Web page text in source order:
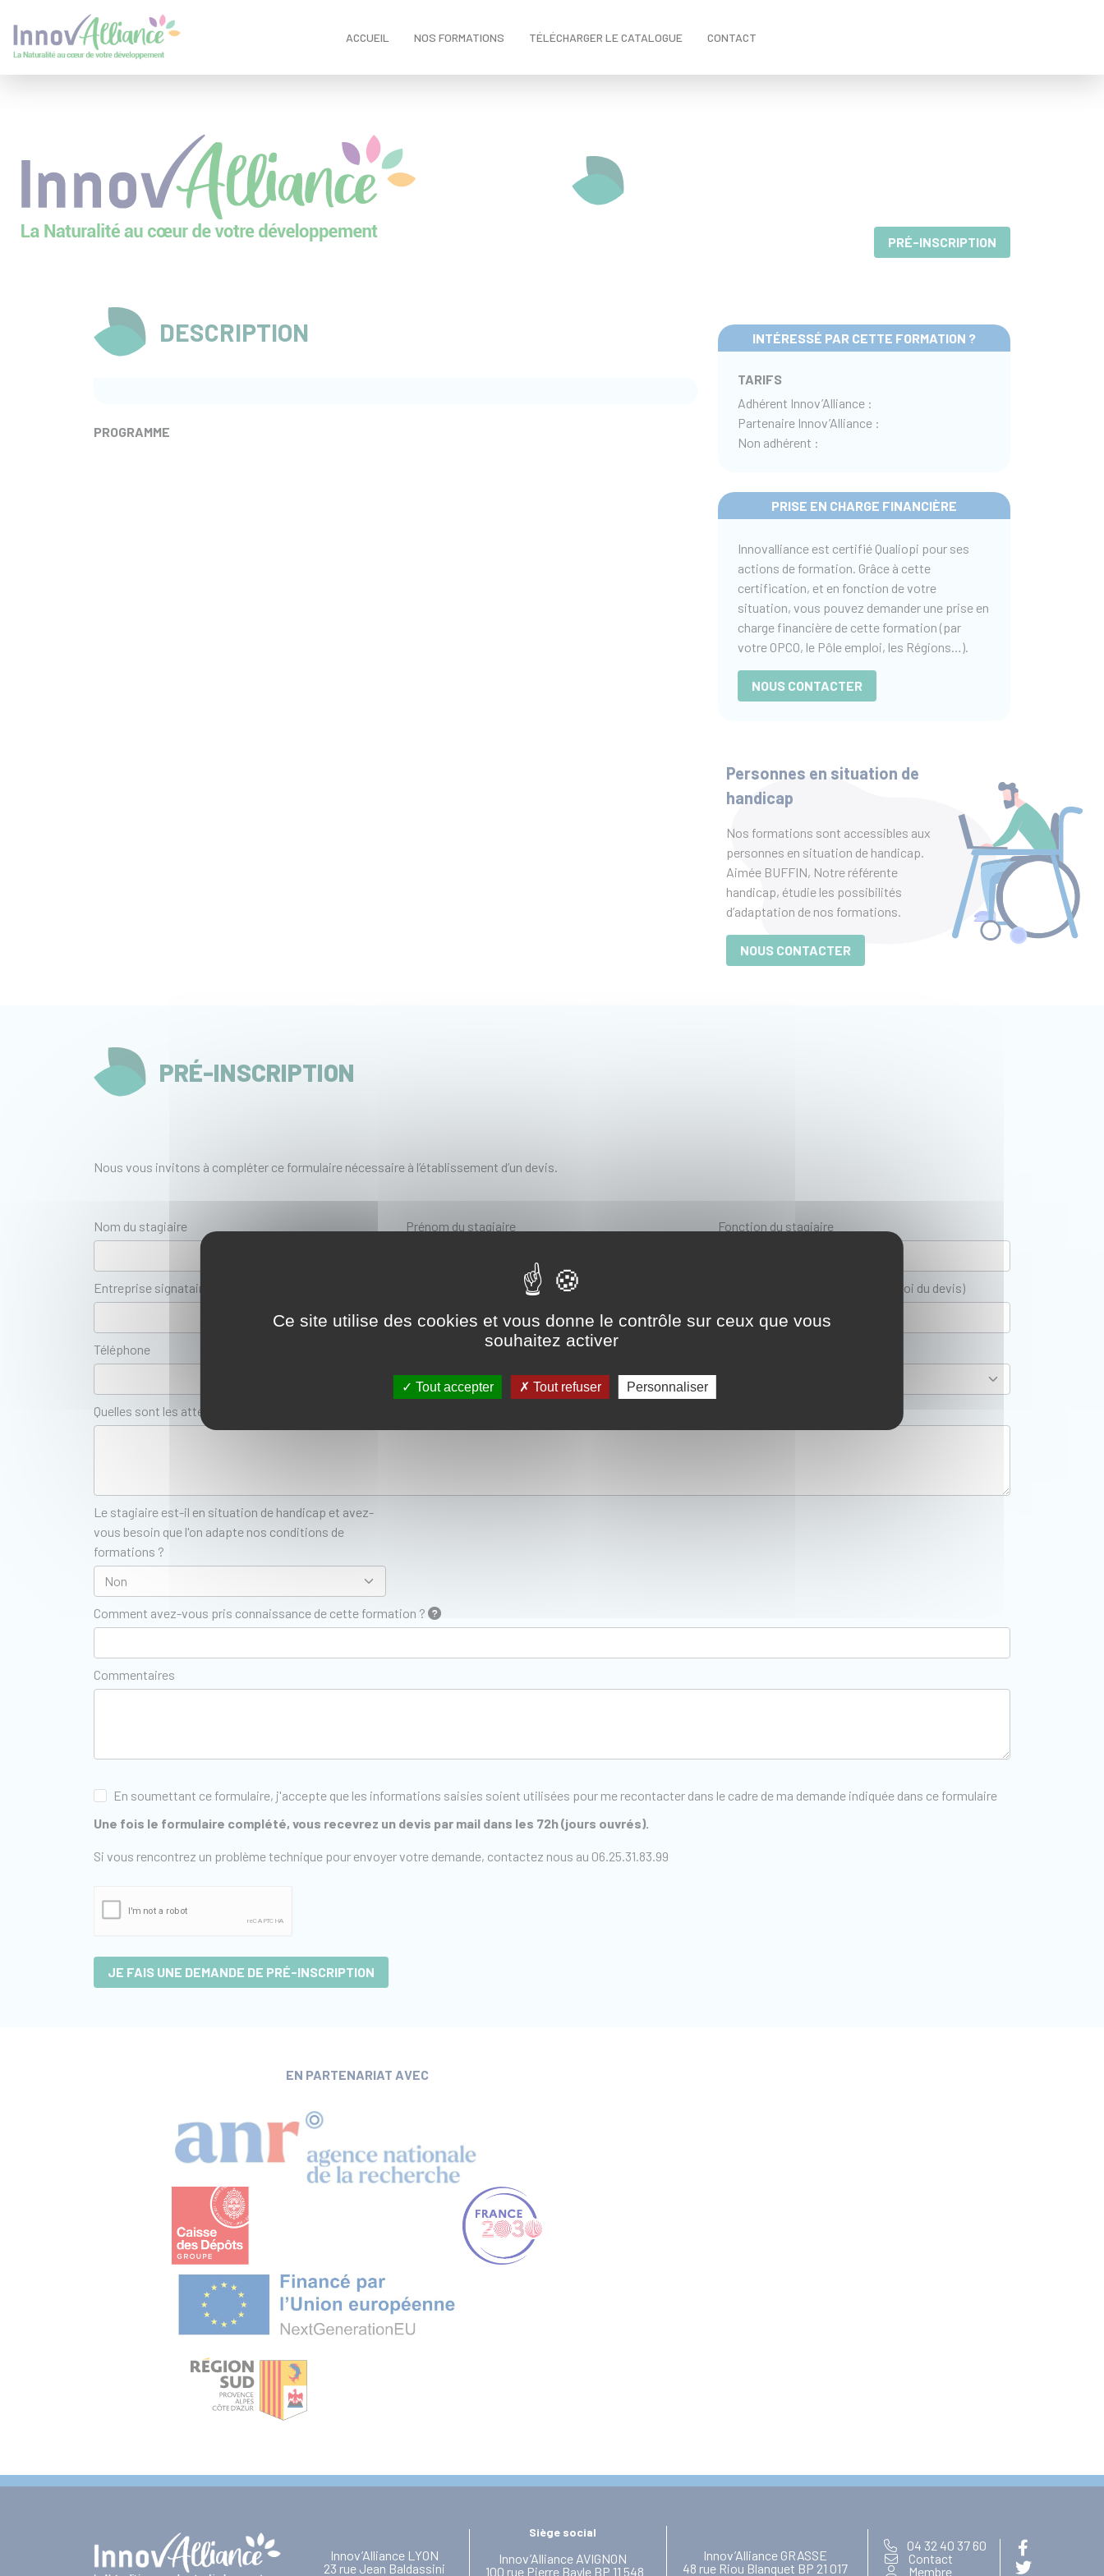
ACCUEIL NOS FORMATIONS TÉLÉCHARGER LE CATALOGUE CONTACT
PRÉ-INSCRIPTION
DESCRIPTION
PROGRAMME
INTÉRESSÉ PAR CETTE FORMATION ?
TARIFS
Adhérent Innov’Alliance :
Partenaire Innov’Alliance :
Non adhérent :
PRISE EN CHARGE FINANCIÈRE
Innovalliance est certifié Qualiopi pour ses
actions de formation. Grâce à cette
certification, et en fonction de votre
situation, vous pouvez demander une prise en
charge financière de cette formation (par
votre OPCO, le Pôle emploi, les Régions…).
NOUS CONTACTER
Personnes en situation de
handicap
Nos formations sont accessibles aux
personnes en situation de handicap.
Aimée BUFFIN, Notre référente
handicap, étudie les possibilités
d’adaptation de nos formations.
NOUS CONTACTER
PRÉ-INSCRIPTION
Nous vous invitons à compléter ce formulaire nécessaire à l’établissement d’un devis.
Nom du stagiaire Prénom du stagiaire Fonction du stagiaire
Entreprise signataire de la convention Adresse de l'entreprise signataire de la convention Adresse e-mail contact (pour l'envoi du devis)
Téléphone Pré-inscription à la formation en tant que :
Quelles sont les attentes du stagiaire pour cette formation ?
Le stagiaire est-il en situation de handicap et avez-
vous besoin que l'on adapte nos conditions de
formations ?
Comment avez-vous pris connaissance de cette formation ?
Commentaires
En soumettant ce formulaire, j'accepte que les informations saisies soient utilisées pour me recontacter dans le cadre de ma demande indiquée dans ce formulaire
Une fois le formulaire complété, vous recevrez un devis par mail dans les 72h (jours ouvrés).
Si vous rencontrez un problème technique pour envoyer votre demande, contactez nous au 06.25.31.83.99
JE FAIS UNE DEMANDE DE PRÉ-INSCRIPTION
EN PARTENARIAT AVEC
Innov’Alliance LYON
23 rue Jean Baldassini
Siège social
Innov’Alliance AVIGNON
100 rue Pierre Bayle BP 11 548
Innov’Alliance GRASSE
48 rue Riou Blanquet BP 21 017
04 32 40 37 60
Contact
Membre
Ce site utilise des cookies et vous donne le contrôle sur ceux que vous
souhaitez activer
Tout accepter Tout refuser Personnaliser